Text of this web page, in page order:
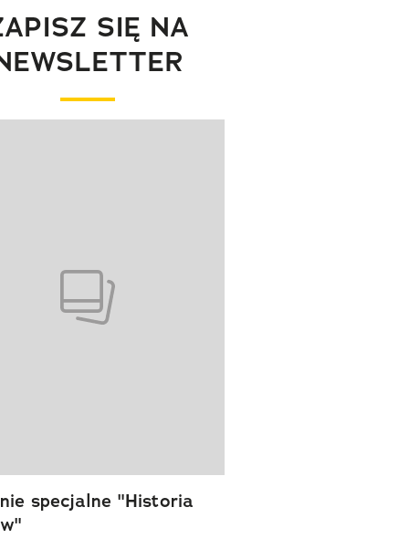
SIĘ NA
specjalne "Historia